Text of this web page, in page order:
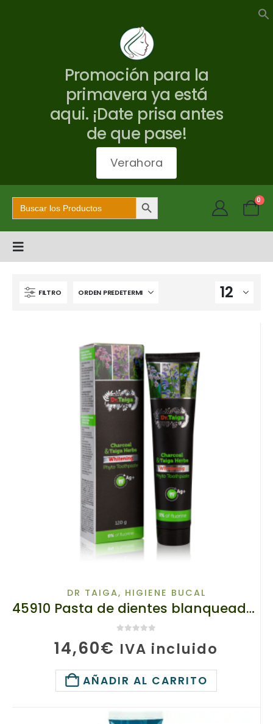
Promoción para la
primavera ya está
aqui. ¡Date prisa antes
de que pase!
Verahora
Buscar: Botón de búsqueda 0
FILTRO
DR TAIGA, HIGIENE BUCAL
45910 Pasta de dientes blanqueadora Phyto Charcoal & Taiga Herbs, tianDe, 120 g
14,60€ IVA incluido
AÑADIR AL CARRITO